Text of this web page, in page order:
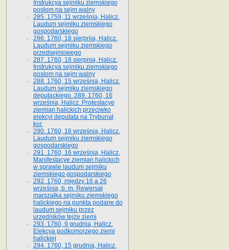
Instrukcya sejmiku ziemskiego
posłom na sejm walny
285. 1759, 11 września, Halicz.
Laudum sejmiku ziemskiego
gospodarskiego
286. 1760, 18 sierpnia, Halicz.
Laudum sejmiku ziemskiego
przedsejmowego
287. 1760, 18 sierpnia, Halicz.
Instrukcya sejmiku ziemskiego
posłom na sejm walny
288. 1760, 15 września, Halicz.
Laudum sejmiku ziemskiego
deputackiego. 289. 1760, 16
września, Halicz. Protestacye
ziemian halickich przeciwko
elekcyi deputata na Trybunał
kor.
290. 1760, 16 września, Halicz.
Laudum sejmiku ziemskiego
gospodarskiego
291. 1760, 16 września, Halicz.
Manifestacye ziemian halickich
w sprawie laudum sejmiku
ziemskiego gospodarskiego
292. 1760, między 16 a 26
września, b. m. Rewersał
marszałka sejmiku ziemskiego
halickiego na punkta podane do
laudum sejmiku przez
urzędników tejże ziemi
293. 1760, 9 grudnia, Halicz.
Elekcya podkomorzego ziemi
halickiej
294. 1760, 15 grudnia, Halicz.